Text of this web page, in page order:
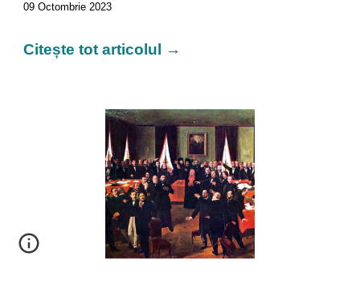
09 Octombrie 2023
Citește tot articolul →